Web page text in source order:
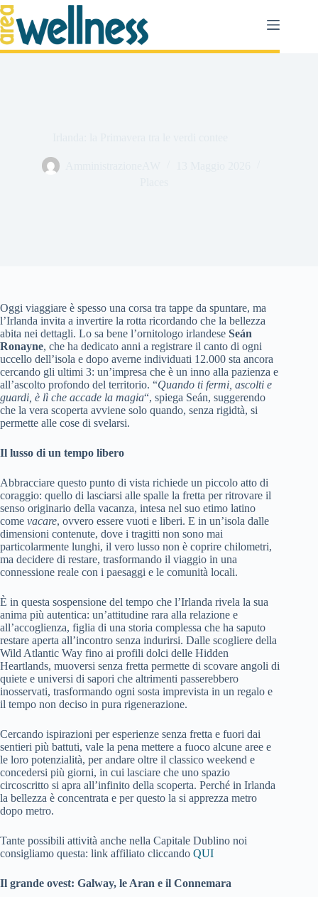
Salta
al
contenuto
Oggi viaggiare è spesso una corsa tra tappe da spuntare, ma
l’Irlanda invita a invertire la rotta ricordando che la bellezza
abita nei dettagli. Lo sa bene l’ornitologo irlandese Seán
Ronayne, che ha dedicato anni a registrare il canto di ogni
uccello dell’isola e dopo averne individuati 12.000 sta ancora
cercando gli ultimi 3: un’impresa che è un inno alla pazienza e
all’ascolto profondo del territorio. “Quando ti fermi, ascolti e
guardi, è lì che accade la magia“, spiega Seán, suggerendo
che la vera scoperta avviene solo quando, senza rigidtà, si
permette alle cose di svelarsi.
Il lusso di un tempo libero
Abbracciare questo punto di vista richiede un piccolo atto di
coraggio: quello di lasciarsi alle spalle la fretta per ritrovare il
senso originario della vacanza, intesa nel suo etimo latino
come vacare, ovvero essere vuoti e liberi. E in un’isola dalle
dimensioni contenute, dove i tragitti non sono mai
particolarmente lunghi, il vero lusso non è coprire chilometri,
ma decidere di restare, trasformando il viaggio in una
connessione reale con i paesaggi e le comunità locali.
È in questa sospensione del tempo che l’Irlanda rivela la sua
anima più autentica: un’attitudine rara alla relazione e
all’accoglienza, figlia di una storia complessa che ha saputo
restare aperta all’incontro senza indurirsi. Dalle scogliere della
Wild Atlantic Way fino ai profili dolci delle Hidden
Heartlands, muoversi senza fretta permette di scovare angoli di
quiete e universi di sapori che altrimenti passerebbero
inosservati, trasformando ogni sosta imprevista in un regalo e
il tempo non deciso in pura rigenerazione.
Cercando ispirazioni per esperienze senza fretta e fuori dai
sentieri più battuti, vale la pena mettere a fuoco alcune aree e
le loro potenzialità, per andare oltre il classico weekend e
concedersi più giorni, in cui lasciare che uno spazio
circoscritto si apra all’infinito della scoperta. Perché in Irlanda
la bellezza è concentrata e per questo la si apprezza metro
dopo metro.
Tante possibili attività anche nella Capitale Dublino noi
consigliamo questa: link affiliato cliccando QUI
Il grande ovest: Galway, le Aran e il Connemara